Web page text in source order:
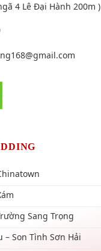
4 Lê Đại Hành 200m )
Sang Trọng
– Son Tình Sơn Hải